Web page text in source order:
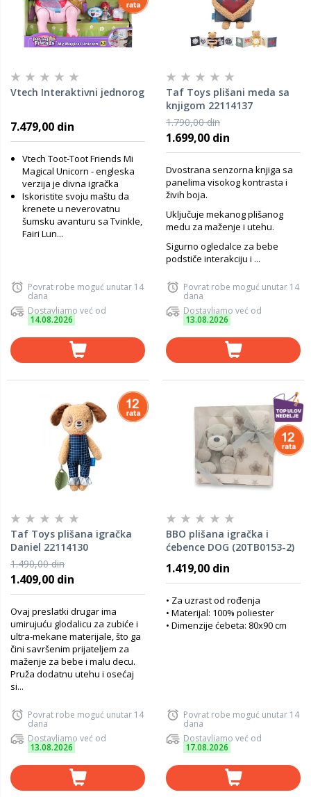
Vtech Interaktivni jednorog
7.479,00 din
Vtech Toot-Toot Friends Mi
Magical Unicorn - engleska
verzija je divna igračka
Iskoristite svoju maštu da
krenete u neverovatnu
šumsku avanturu sa Tvinkle,
Fairi Lun...
Povrat robe moguć unutar 14
dana
Dostavljamo već od
14.08.2026
Taf Toys plišani meda sa
knjigom 22114137
1.790,00 din
1.699,00 din
Dvostrana senzorna knjiga sa
panelima visokog kontrasta i
živih boja.
Uključuje mekanog plišanog
medu za maženje i utehu.
Sigurno ogledalce za bebe
podstiče interakciju i ...
Povrat robe moguć unutar 14
dana
Dostavljamo već od
13.08.2026
Taf Toys plišana igračka
Daniel 22114130
1.490,00 din
1.409,00 din
Ovaj preslatki drugar ima
umirujuću glodalicu za zubiće i
ultra-mekane materijale, što ga
čini savršenim prijateljem za
maženje za bebe i malu decu.
Pruža dodatnu utehu i osećaj
si...
Povrat robe moguć unutar 14
dana
Dostavljamo već od
13.08.2026
BBO plišana igračka i
ćebence DOG (20TB0153-2)
1.419,00 din
• Za uzrast od rođenja
• Materijal: 100% poliester
• Dimenzije ćebeta: 80x90 cm
Povrat robe moguć unutar 14
dana
Dostavljamo već od
17.08.2026